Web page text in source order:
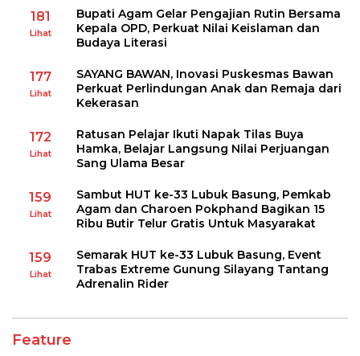
181
Lihat
Bupati Agam Gelar Pengajian Rutin Bersama
Kepala OPD, Perkuat Nilai Keislaman dan
Budaya Literasi
177
Lihat
SAYANG BAWAN, Inovasi Puskesmas Bawan
Perkuat Perlindungan Anak dan Remaja dari
Kekerasan
172
Lihat
Ratusan Pelajar Ikuti Napak Tilas Buya
Hamka, Belajar Langsung Nilai Perjuangan
Sang Ulama Besar
159
Lihat
Sambut HUT ke-33 Lubuk Basung, Pemkab
Agam dan Charoen Pokphand Bagikan 15
Ribu Butir Telur Gratis Untuk Masyarakat
159
Lihat
Semarak HUT ke-33 Lubuk Basung, Event
Trabas Extreme Gunung Silayang Tantang
Adrenalin Rider
Feature